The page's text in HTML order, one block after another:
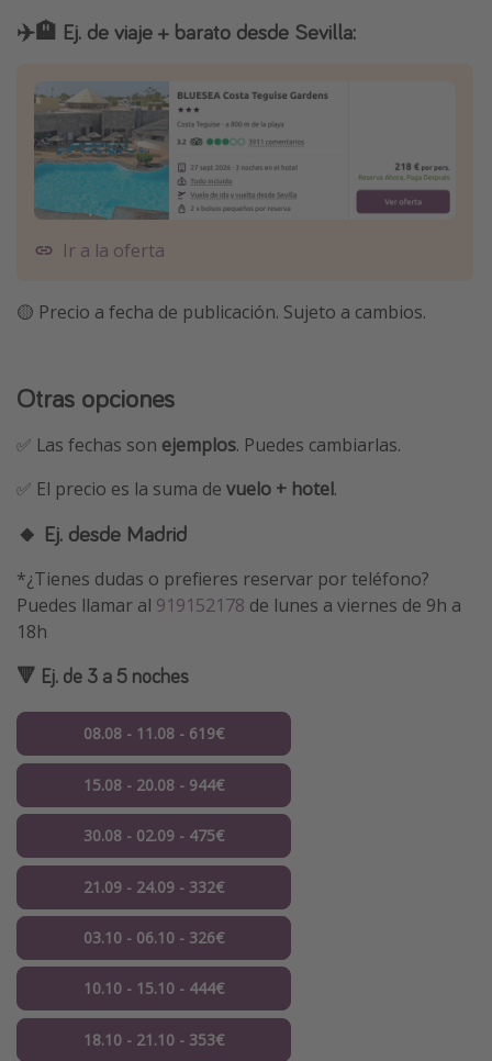
✈️🏨 Ej. de viaje + barato desde Sevilla:
Ir a la oferta
🟡 Precio a fecha de publicación. Sujeto a cambios.
Otras opciones
✅ Las fechas son ejemplos. Puedes cambiarlas.
✅ El precio es la suma de vuelo + hotel.
🔸 Ej. desde Madrid
*¿Tienes dudas o prefieres reservar por teléfono?
Puedes llamar al 919152178 de lunes a viernes de 9h a
18h
🔻 Ej. de 3 a 5 noches
08.08 - 11.08 - 619€
15.08 - 20.08 - 944€
30.08 - 02.09 - 475€
21.09 - 24.09 - 332€
03.10 - 06.10 - 326€
10.10 - 15.10 - 444€
18.10 - 21.10 - 353€